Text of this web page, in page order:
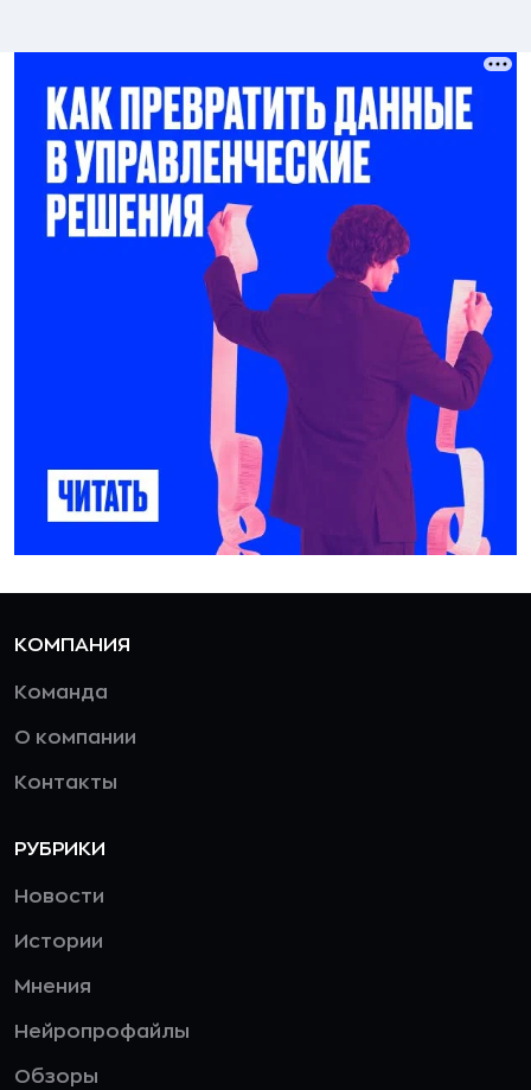
КОМПАНИЯ
Команда
О компании
Контакты
РУБРИКИ
Новости
Истории
Мнения
Нейропрофайлы
Обзоры